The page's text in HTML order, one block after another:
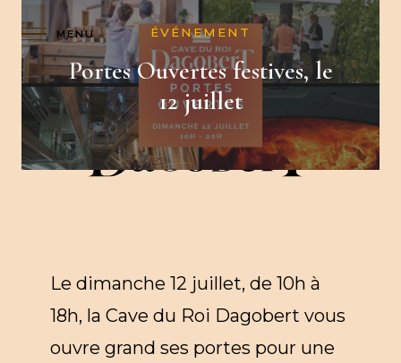
C
A
R
D
BOUTIQUE FR
ÉVÉNEMENT
Portes Ouvertes festives, le
12 juillet
Le dimanche 12 juillet, de 10h à
18h, la Cave du Roi Dagobert vous
ouvre grand ses portes pour une